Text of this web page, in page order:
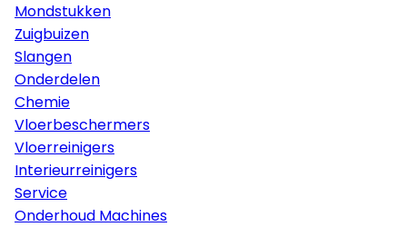
Mondstukken
Zuigbuizen
Slangen
Onderdelen
Chemie
Vloerbeschermers
Vloerreinigers
Interieurreinigers
Service
Onderhoud Machines